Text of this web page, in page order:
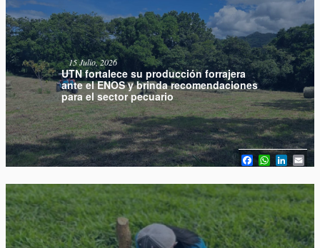
UTN fortalece su producción forrajera
ante el ENOS y brinda recomendaciones
para el sector pecuario
15 Julio, 2026
Facebook